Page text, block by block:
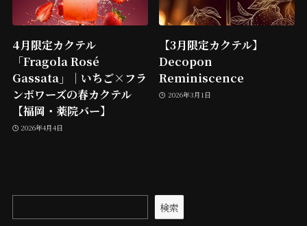
4月限定カクテル
「Fragola Rosé
Gassata」｜いちご×フラ
ンボワーズの春カクテル
【福岡・薬院バー】
2026年4月4日
【3月限定カクテル】
Decopon
Reminiscence
2026年3月1日
検索